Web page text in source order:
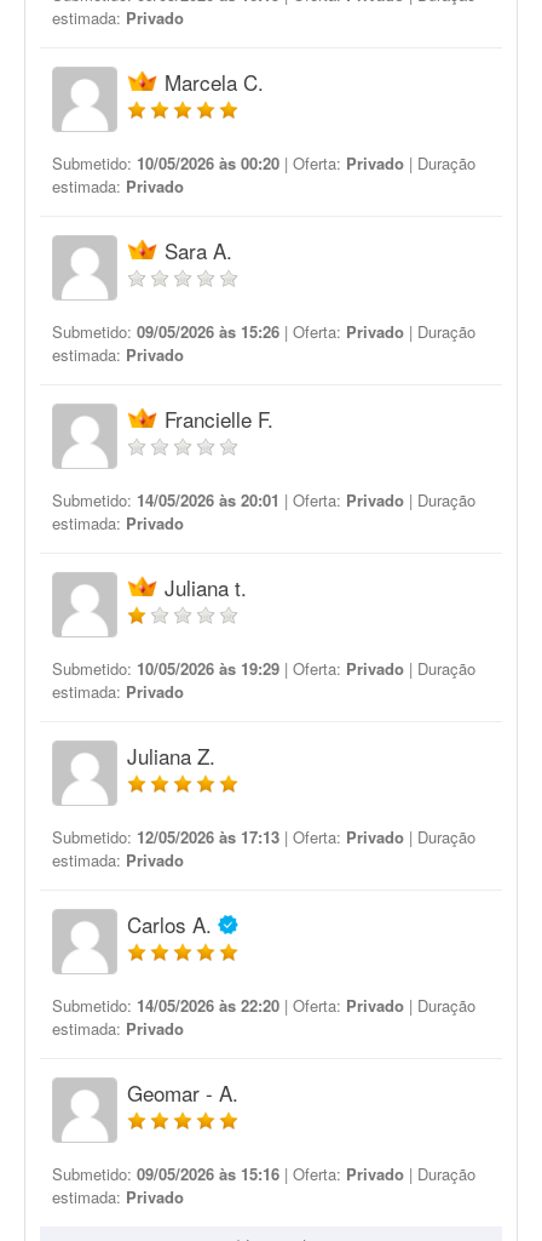
estimada: Privado
Marcela C.
Submetido: 10/05/2026 às 00:20 | Oferta: Privado | Duração
estimada: Privado
Sara A.
Submetido: 09/05/2026 às 15:26 | Oferta: Privado | Duração
estimada: Privado
Francielle F.
Submetido: 14/05/2026 às 20:01 | Oferta: Privado | Duração
estimada: Privado
Juliana t.
Submetido: 10/05/2026 às 19:29 | Oferta: Privado | Duração
estimada: Privado
Juliana Z.
Submetido: 12/05/2026 às 17:13 | Oferta: Privado | Duração
estimada: Privado
Carlos A.
Submetido: 14/05/2026 às 22:20 | Oferta: Privado | Duração
estimada: Privado
Geomar - A.
Submetido: 09/05/2026 às 15:16 | Oferta: Privado | Duração
estimada: Privado